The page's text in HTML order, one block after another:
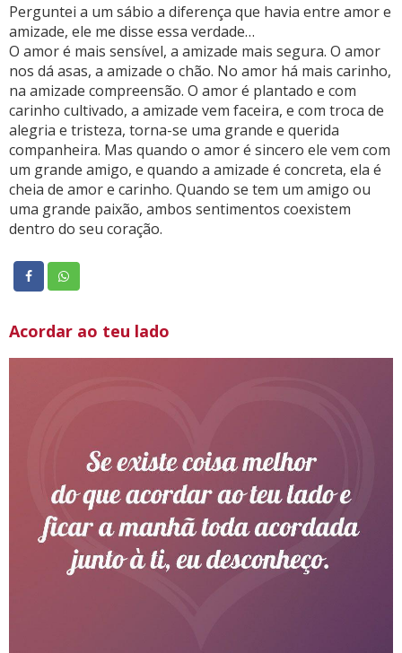
Perguntei a um sábio a diferença que havia entre amor e
amizade, ele me disse essa verdade…
O amor é mais sensível, a amizade mais segura. O amor
nos dá asas, a amizade o chão. No amor há mais carinho,
na amizade compreensão. O amor é plantado e com
carinho cultivado, a amizade vem faceira, e com troca de
alegria e tristeza, torna-se uma grande e querida
companheira. Mas quando o amor é sincero ele vem com
um grande amigo, e quando a amizade é concreta, ela é
cheia de amor e carinho. Quando se tem um amigo ou
uma grande paixão, ambos sentimentos coexistem
dentro do seu coração.
Acordar ao teu lado